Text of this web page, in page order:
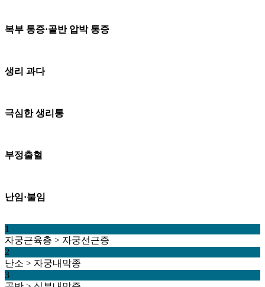
복부 통증·골반 압박 통증
생리 과다
극심한 생리통
부정출혈
난임·불임
1
자궁근육층 > 자궁선근증
2
난소 > 자궁내막종
3